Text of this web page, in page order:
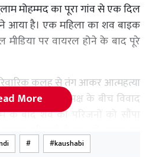
मोहम्मद का पूरा गांव से एक दिल
आया है। एक महिला का शव बाइक
मीडिया पर वायरल होने के बाद पूरे
कलह से तंग आकर आत्महत्या
और ससुराल पक्ष के बीच विवाद
के बाद शव को परिजनों को सौंपा
परिजनों ने शव को बाइक पर
संस्कार किया।
More
kaushabi